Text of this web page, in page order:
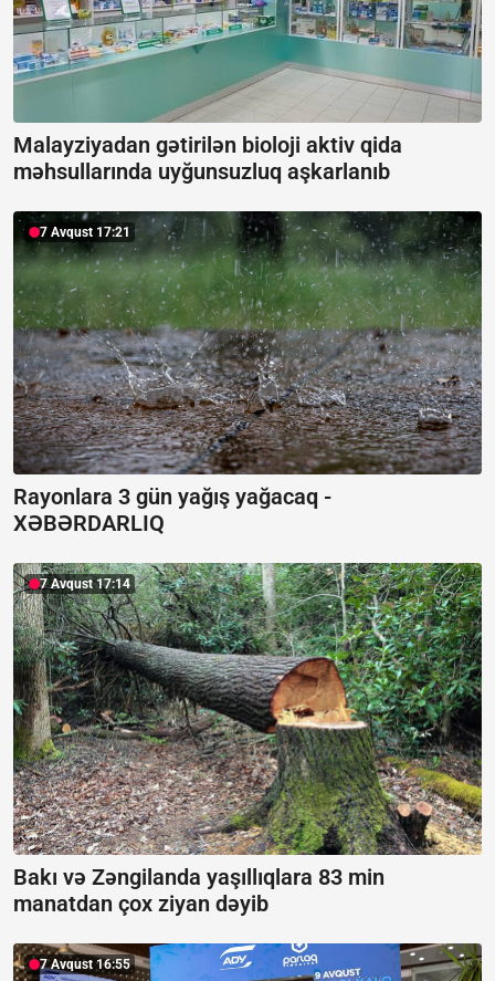
Malayziyadan gətirilən bioloji aktiv qida
məhsullarında uyğunsuzluq aşkarlanıb
7 Avqust 17:21
Rayonlara 3 gün yağış yağacaq -
XƏBƏRDARLIQ
7 Avqust 17:14
Bakı və Zəngilanda yaşıllıqlara 83 min
manatdan çox ziyan dəyib
7 Avqust 16:55